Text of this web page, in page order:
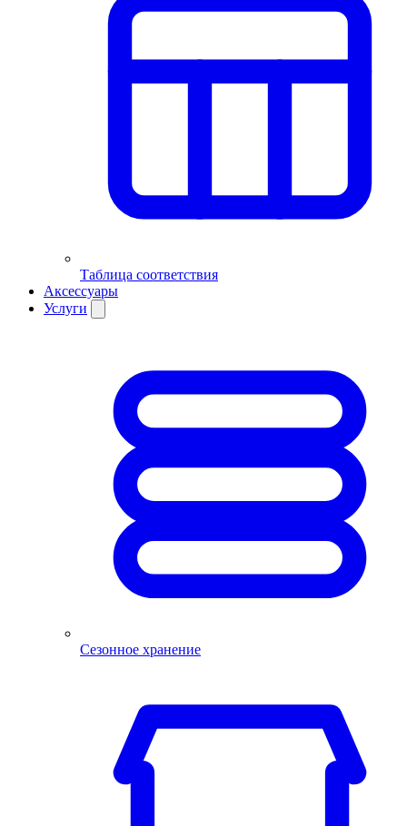
Таблица соответствия
Аксессуары
Услуги
Сезонное хранение